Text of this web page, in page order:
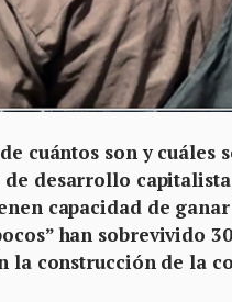
cuántos son y
desarrollo
capacidad de
han sobrevivido
la construcción de la